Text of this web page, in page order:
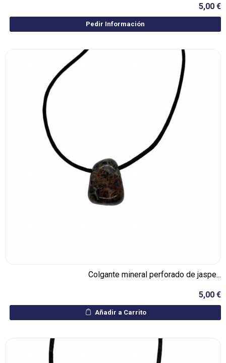
5,00 €
Pedir Información
Colgante mineral perforado de jaspe...
5,00 €
Añadir a Carrito